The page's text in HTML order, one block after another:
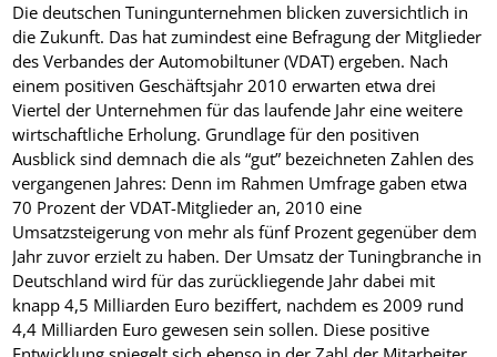
Die deutschen Tuningunternehmen blicken zuversichtlich in
die Zukunft. Das hat zumindest eine Befragung der Mitglieder
des Verbandes der Automobiltuner (VDAT) ergeben. Nach
einem positiven Geschäftsjahr 2010 erwarten etwa drei
Viertel der Unternehmen für das laufende Jahr eine weitere
wirtschaftliche Erholung. Grundlage für den positiven
Ausblick sind demnach die als “gut” bezeichneten Zahlen des
vergangenen Jahres: Denn im Rahmen Umfrage gaben etwa
70 Prozent der VDAT-Mitglieder an, 2010 eine
Umsatzsteigerung von mehr als fünf Prozent gegenüber dem
Jahr zuvor erzielt zu haben. Der Umsatz der Tuningbranche in
Deutschland wird für das zurückliegende Jahr dabei mit
knapp 4,5 Milliarden Euro beziffert, nachdem es 2009 rund
4,4 Milliarden Euro gewesen sein sollen. Diese positive